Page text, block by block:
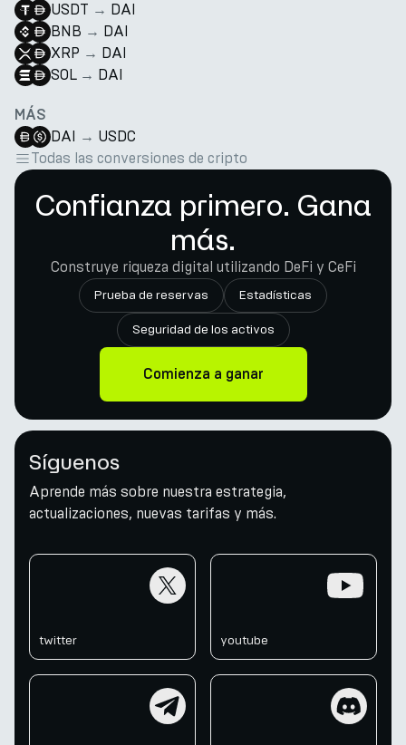
USDT → DAI
BNB → DAI
XRP → DAI
SOL → DAI
MÁS
DAI → USDC
Todas las conversiones de cripto
Confianza primero. Gana
más.
Construye riqueza digital utilizando DeFi y CeFi
Prueba de reservas Estadísticas
Seguridad de los activos
Comienza a ganar
Síguenos
Aprende más sobre nuestra estrategia,
actualizaciones, nuevas tarifas y más.
twitter youtube